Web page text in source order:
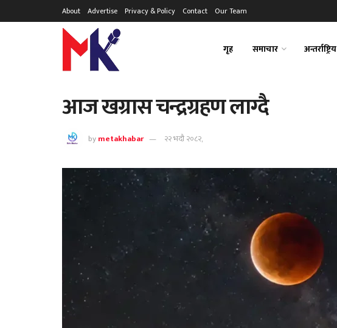
About Advertise Privacy & Policy Contact Our Team
गृह समाचार अन्तर्राष्ट्रिय
आज खग्रास चन्द्रग्रहण लाग्दै
bymetakhabar २२ भदौ २०८२,